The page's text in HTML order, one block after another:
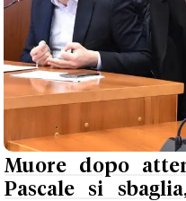
Muore dopo
Pascale si